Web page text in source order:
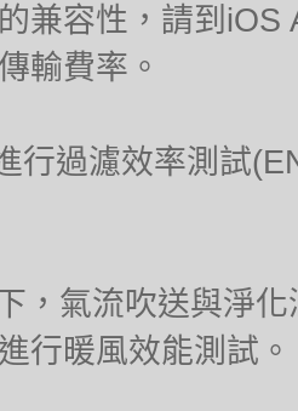
兼容性，請到
輸費率。
行過濾效率測試
，氣流吹送與淨
行暖風效能測試。